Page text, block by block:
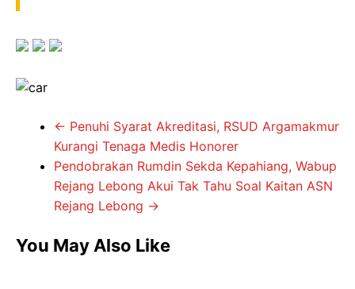
← Penuhi Syarat Akreditasi, RSUD Argamakmur
Kurangi Tenaga Medis Honorer
Pendobrakan Rumdin Sekda Kepahiang, Wabup
Rejang Lebong Akui Tak Tahu Soal Kaitan ASN
Rejang Lebong →
You May Also Like